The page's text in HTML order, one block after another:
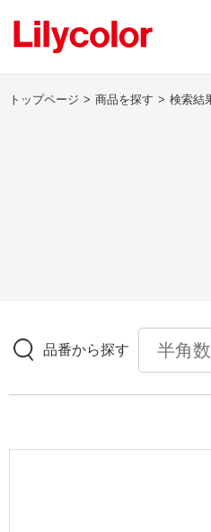
壁紙
トップページ 商品を探す 検索結
品番から探す